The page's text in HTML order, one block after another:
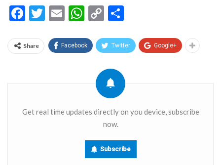
Facebook
Twitter
EmailWhatsApp
Copy
Share Facebook Twitter Google+
Get real time updates directly on you device, subscribe
now.
Subscribe